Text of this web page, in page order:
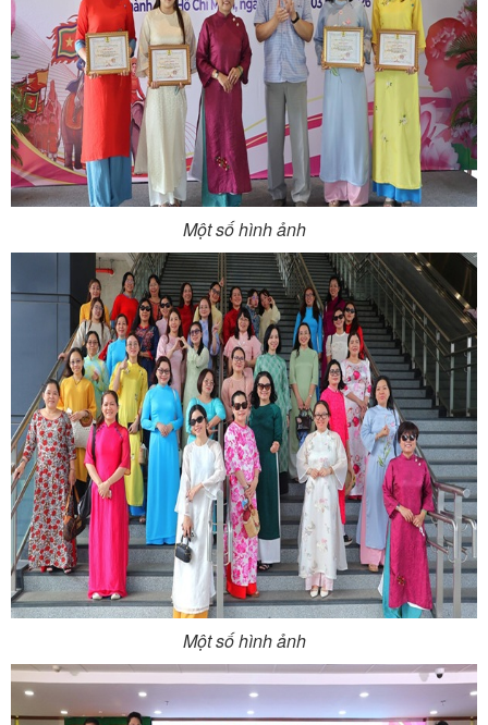
Một số hình ảnh
Một số hình ảnh